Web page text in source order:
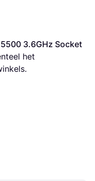
3.6GHz Socket
het